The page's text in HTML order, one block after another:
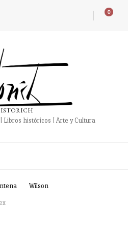
0
Libros históricos | Arte y Cultura
Wilson